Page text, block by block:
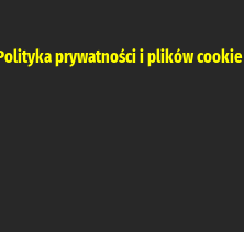
prywatności i plików cookie